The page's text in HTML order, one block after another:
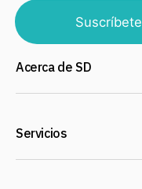
Suscríbete
Acerca de SD
Servicios